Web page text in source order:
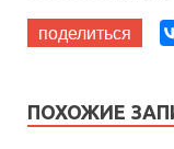
поделиться
ПОХОЖИЕ